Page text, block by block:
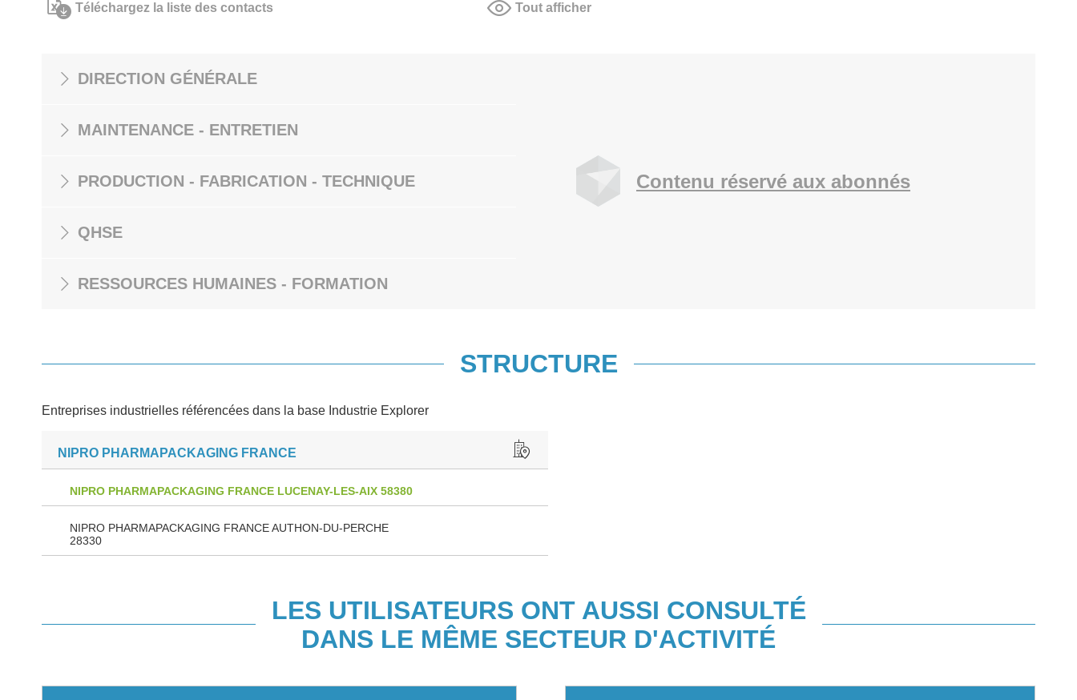
Téléchargez la liste des contacts Tout afficher
DIRECTION GÉNÉRALE
MAINTENANCE - ENTRETIEN
PRODUCTION - FABRICATION - TECHNIQUE
QHSE
RESSOURCES HUMAINES - FORMATION
Contenu réservé aux abonnés
STRUCTURE
Entreprises industrielles référencées dans la base Industrie Explorer
NIPRO PHARMAPACKAGING FRANCE
NIPRO PHARMAPACKAGING FRANCE LUCENAY-LES-AIX 58380
NIPRO PHARMAPACKAGING FRANCE AUTHON-DU-PERCHE
28330
LES UTILISATEURS ONT AUSSI CONSULTÉ
DANS LE MÊME SECTEUR D'ACTIVITÉ